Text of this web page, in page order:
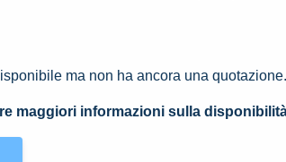
ma non ha ancora una
maggiori informazioni sulla